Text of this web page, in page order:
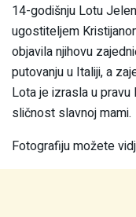
14-godišnju Lotu
ugostiteljem
objavila njihovu
putovanju u Italiji, a
Lota je izrasla u
sličnost slavnoj mami.
Fotografiju možete